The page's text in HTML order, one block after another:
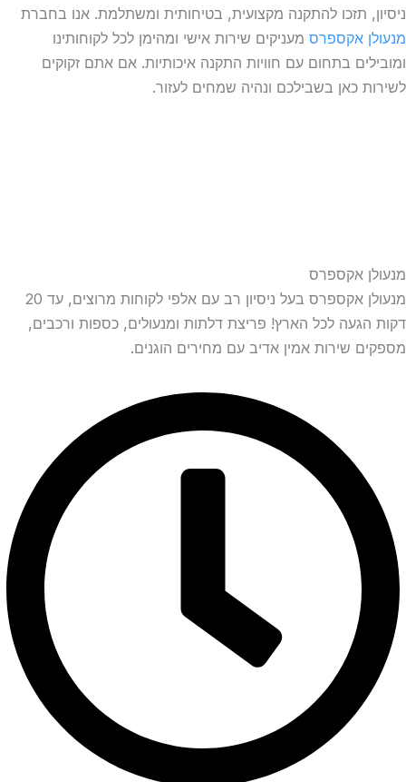
תזכו להתקנה מקצועית, בטיחותית ומשתלמת. אנו בחברת
אקספרסמעניקים שירות אישי ומהימן לכל לקוחותינו
בתחום עם חוויות התקנה איכותיות. אם אתם זקוקים
כאן בשבילכם ונהיה שמחים לעזור.
אקספרס
מנעולן אקספרס בעל ניסיון רב עם אלפי לקוחות מרוצים, עד 20
לכל הארץ! פריצת דלתות ומנעולים, כספות ורכבים,
שירות אמין אדיב עם מחירים הוגנים.